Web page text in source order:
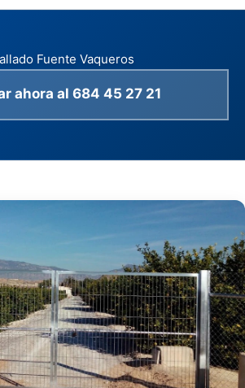
Fuente Vaqueros
ahora al 684 45 27 21